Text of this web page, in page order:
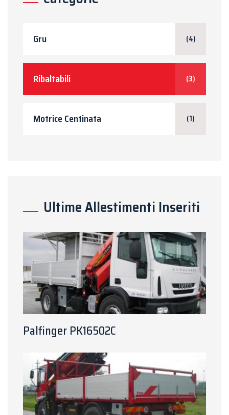
Gru (4)
Ribaltabili (3)
Motrice Centinata (1)
Ultime Allestimenti Inseriti
Palfinger PK16502C